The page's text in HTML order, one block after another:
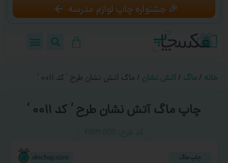
🎉 جشنواره چاپ لوازم مدرسه
خانه / ماگ / آتش نشان / ماگ آتش نشان طرح ‘ کد ۰۰۱۱ ‘
چاپ ماگ آتش نشان طرح ‘ کد ۰۰۱۱ ‘